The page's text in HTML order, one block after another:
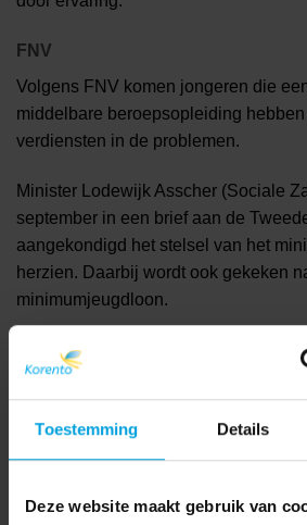
Toestemming Details
Deze website maakt gebruik van
FNV
Volgens FNV komen jongeren die
middelbare beroepsopleiding
verdiensten in de problemen.
Minister Lodewijk Asscher (Sociale
september in een brief aan de
aangekondigd het stelsel van het
herzien. Daarbij wordt ook gekeken
minimumjeugdloon.
Bron: NU.nl
‘Geen late pgb-betalingen